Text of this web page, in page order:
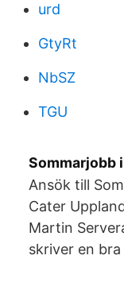
urd
GtyRt
NbSZ
TGU
Sommarjobb
Ansök till
Cater
Martin
skriver en